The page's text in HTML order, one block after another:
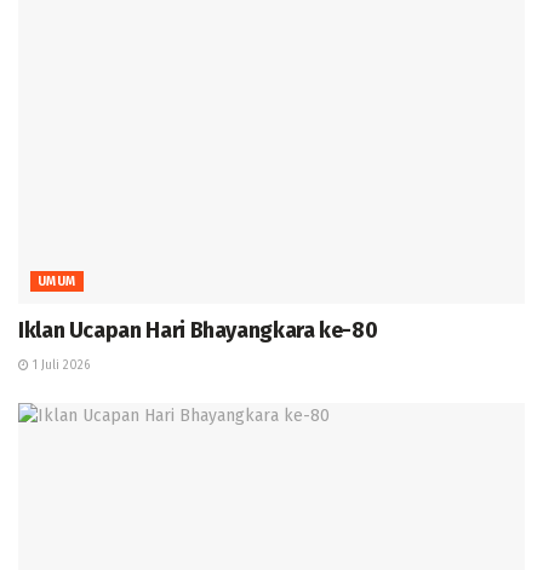
UMUM
Iklan Ucapan Hari Bhayangkara ke-80
1 Juli 2026